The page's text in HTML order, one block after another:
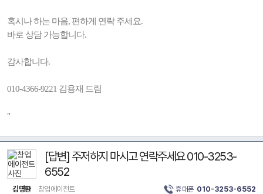
혹시나 하는 마음, 편하게 연락 주세요.
바로 상담 가능합니다.
감사합니다.
010-4366-9221 김용재 드림
"
[답변] 주저하지 마시고 연락주세요 010-3253-
6552
김명환 창업에이전트 휴대폰 010-3253-6552